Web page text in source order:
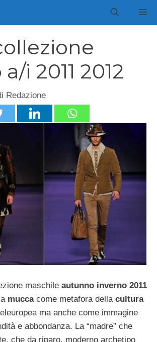
i 2011 2012
Redazione
maschile autunno inverno 2011
muccacome metafora della cultura
ma anche come immagine
e abbondanza. La “madre” che
che da riparo, moderno archetipo